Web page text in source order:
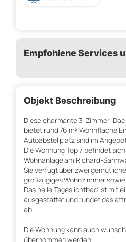
Empfohlene Services
Objekt Beschreibung
Diese charmante 3-Zimmer-
bietet rund 76 m² Wohnfläche
Autoabstellplatz sind im
Die Wohnung Top 7 befindet
Wohnanlage am Richard-
Sie verfügt über zwei
großzügiges Wohnzimmer
Das helle Tageslichtbad ist mit
ausgestattet und rundet das
ab.
Die Wohnung kann auch
übernommen werden.